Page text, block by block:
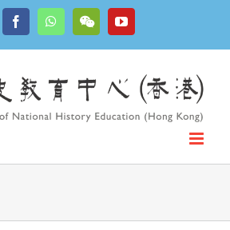
FacebookWhatsApp
WeChat
YouTube